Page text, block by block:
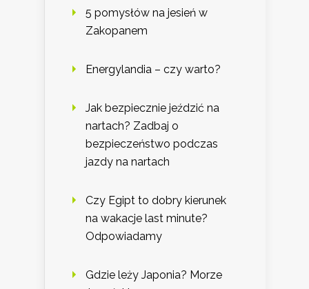
5 pomysłów na jesień w
Zakopanem
Energylandia – czy warto?
Jak bezpiecznie jeździć na
nartach? Zadbaj o
bezpieczeństwo podczas
jazdy na nartach
Czy Egipt to dobry kierunek
na wakacje last minute?
Odpowiadamy
Gdzie leży Japonia? Morze